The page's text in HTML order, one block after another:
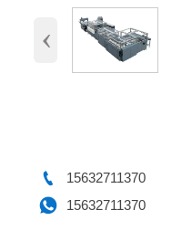
‹
 15632711370
 15632711370